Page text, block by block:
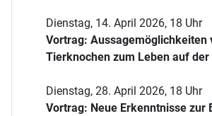
Dienstag, 14. April 2026, 18 Uhr
Vortrag: Aussagemöglichkeiten
Tierknochen zum Leben auf der
Dienstag, 28. April 2026, 18 Uhr
Vortrag: Neue Erkenntnisse zur